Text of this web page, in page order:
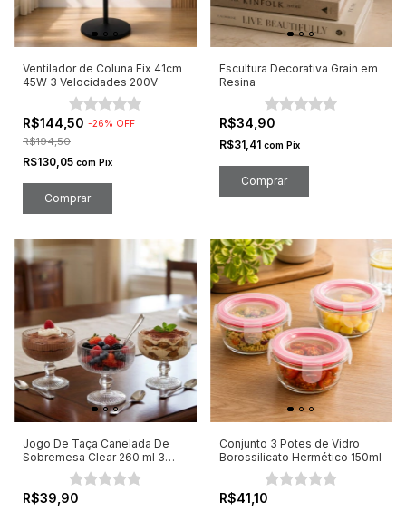
Ventilador de Coluna Fix 41cm
45W 3 Velocidades 200V
R$144,50 -26% OFF
R$194,50
R$130,05 com Pix
Escultura Decorativa Grain em
Resina
R$34,90
R$31,41 com Pix
Jogo De Taça Canelada De
Sobremesa Clear 260 ml 3
R$39,90
Conjunto 3 Potes de Vidro
Borossilicato Hermético 150ml
R$41,10